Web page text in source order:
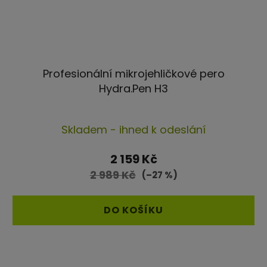
Profesionální mikrojehličkové pero
Hydra.Pen H3
hodnocení
produktu
je
z
5
Skladem - ihned k odeslání
2 159 Kč
2 989 Kč (–27 %)
DO KOŠÍKU